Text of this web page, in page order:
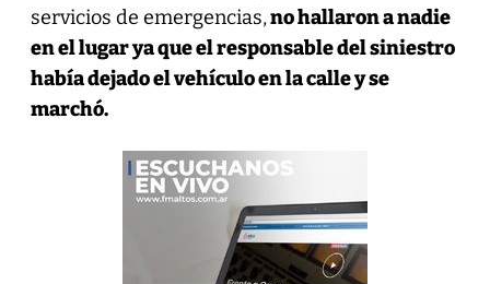
servicios de emergencias,no hallaron a nadie
en el lugar ya que el responsable del siniestro
había dejado el vehículo en la calle y se
marchó.